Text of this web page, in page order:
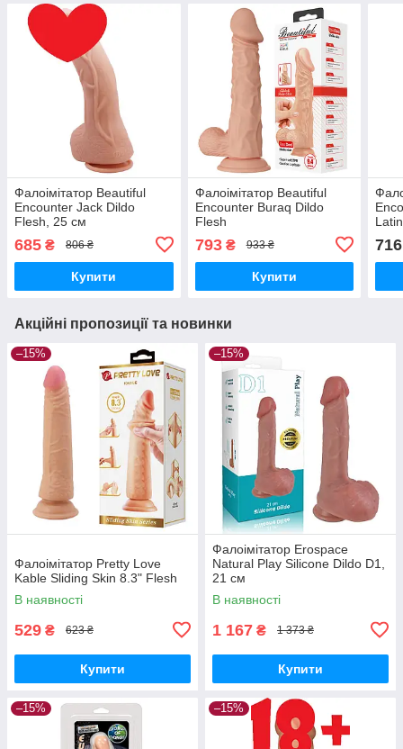
Фалоімітатор Beautiful
Encounter Jack Dildo
Flesh, 25 см
685 ₴ 806 ₴
Купити
Фалоімітатор Beautiful
Encounter Buraq Dildo
Flesh
793₴ 933 ₴
Купити
Latin
716
Акційні пропозиції та новинки
–15%
Фалоімітатор Pretty Love
Kable Sliding Skin 8.3" Flesh
В наявності
529 ₴ 623 ₴
Купити
–15%
Фалоімітатор Erospace
Natural Play Silicone Dildo D1,
21 см
В наявності
1 167 ₴ 1 373 ₴
Купити
–15% –15%